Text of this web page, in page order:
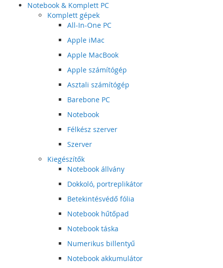
Notebook & Komplett PC
Komplett gépek
All-In-One PC
Apple iMac
Apple MacBook
Apple számítógép
Asztali számítógép
Barebone PC
Notebook
Félkész szerver
Szerver
Kiegészítők
Notebook állvány
Dokkoló, portreplikátor
Betekintésvédő fólia
Notebook hűtőpad
Notebook táska
Numerikus billentyű
Notebook akkumulátor